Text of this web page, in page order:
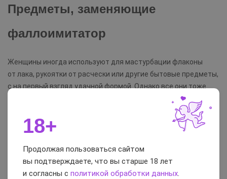
Предметы, заменяющие
фаллоимитатор
Женщины иногда используют для мастурбации флаконы
от лака, рукоятки от расчески или другие бытовые предметы,
с на первый взгляд удачной формой. Однако все они тоже
относятся к списку вещей, которые не должны попасть
во влагалище. Они могут повредить слизистые, привести
к инфекциям или попросту застрять.
выберите хороший
можно выбрать стимулятор любой желаемой формы
18+
Продолжая пользоваться сайтом
вы подтверждаете, что вы старше 18 лет
и согласны с политикой обработки данных.